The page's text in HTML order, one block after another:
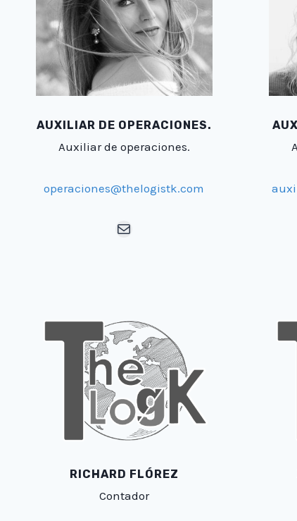
AUXILIAR DE OPERACIONES.
Auxiliar de operaciones.
operaciones@thelogistk.com
Mail
RICHARD FLÓREZ
Contador